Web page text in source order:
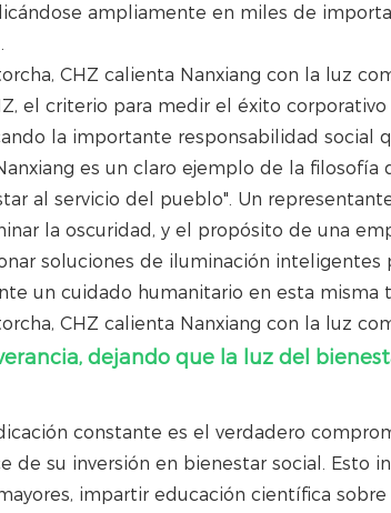
ampliamente en miles de
el criterio para medir el éxito corporativo
la importante responsabilidad social
es un claro ejemplo de la filosofía
al servicio del pueblo". Un
la oscuridad, y el propósito de una
soluciones de iluminación inteligentes
un cuidado humanitario en esta misma
dejando que la luz del
constante es el verdadero
su inversión en bienestar social. Esto
impartir educación científica sobre